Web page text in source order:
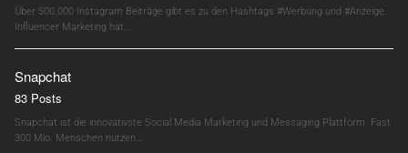
Über 500.000 Instagram Beiträge gibt es zu den Hashtags #Werbung und #Anzeige.
Influencer Marketing hat…
Snapchat
83 Posts
Snapchat ist die innovativste Social Media Marketing und Messaging Plattform. Fast
300 Mio. Menschen nutzen…